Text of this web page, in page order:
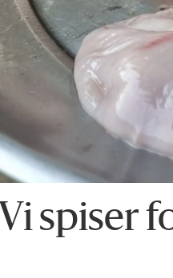
Vi spiser